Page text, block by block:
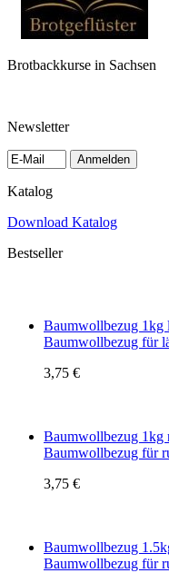
Brotbackkurse in Sachsen
Newsletter
Anmelden
Katalog
Download Katalog
Bestseller
Baumwollbezug 1kg
Baumwollbezug für
3,75 €
Baumwollbezug 1kg
Baumwollbezug für
3,75 €
Baumwollbezug
Baumwollbezug für